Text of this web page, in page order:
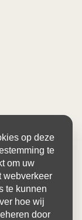
op deze
te
om uw
webverkeer
te kunnen
hoe wij
door